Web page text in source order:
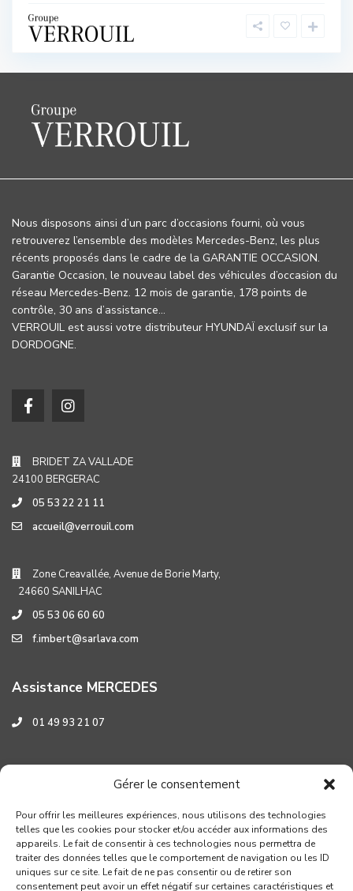
Gérer le consentement
Pour offrir les meilleures expériences, nous utilisons des technologies
telles que les cookies pour stocker et/ou accéder aux informations des
appareils. Le fait de consentir à ces technologies nous permettra de
traiter des données telles que le comportement de navigation ou les ID
uniques sur ce site. Le fait de ne pas consentir ou de retirer son
consentement peut avoir un effet négatif sur certaines caractéristiques et
Nous disposons ainsi d’un parc d’occasions fourni, où vous
retrouverez l’ensemble des modèles Mercedes-Benz, les plus
récents proposés dans le cadre de la GARANTIE OCCASION.
Garantie Occasion, le nouveau label des véhicules d’occasion du
réseau Mercedes-Benz. 12 mois de garantie, 178 points de
contrôle, 30 ans d’assistance…
VERROUIL est aussi votre distributeur HYUNDAÏ exclusif sur la
DORDOGNE.
BRIDET ZA VALLADE
24100 BERGERAC
05 53 22 21 11
accueil@verrouil.com
Zone Creavallée, Avenue de Borie Marty,
24660 SANILHAC
05 53 06 60 60
f.imbert@sarlava.com
Assistance MERCEDES
01 49 93 21 07